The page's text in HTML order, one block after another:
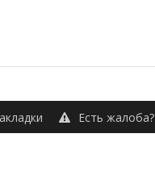
Есть жалоба?